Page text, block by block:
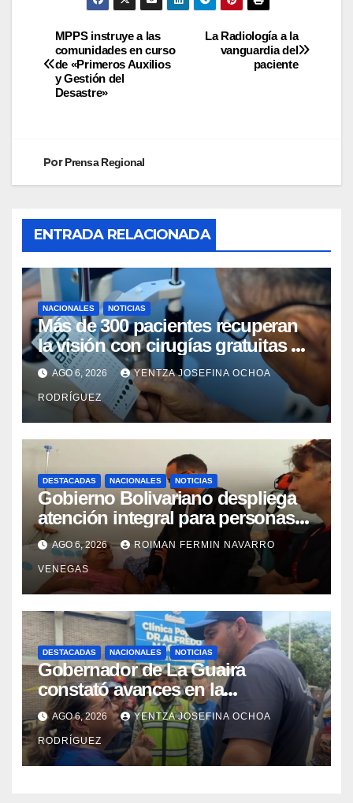
La Radiología a la
vanguardia del
paciente
MPPS instruye a las
comunidades en curso
de «Primeros Auxilios
y Gestión del
Desastre»
PorPrensa Regional
ENTRADA RELACIONADA
NACIONALES NOTICIAS
Más de 300 pacientes recuperan
la visión con cirugías gratuitas de
cataratas en Zulia
AGO 6, 2026 YENTZA JOSEFINA OCHOA
RODRÍGUEZ
DESTACADAS NACIONALES NOTICIAS
Gobierno Bolivariano despliega
atención integral para personas
con discapacidad en
campamentos de La Guaira
AGO 6, 2026 ROIMAN FERMIN NAVARRO
VENEGAS
DESTACADAS NACIONALES NOTICIAS
Gobernador de La Guaira
constató avances en la
rehabilitación del Hospitalito de
Catia la Mar
AGO 6, 2026 YENTZA JOSEFINA OCHOA
RODRÍGUEZ